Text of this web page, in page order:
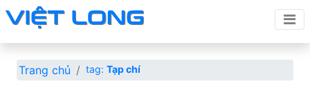
Trang chủ tag: Tạp chí